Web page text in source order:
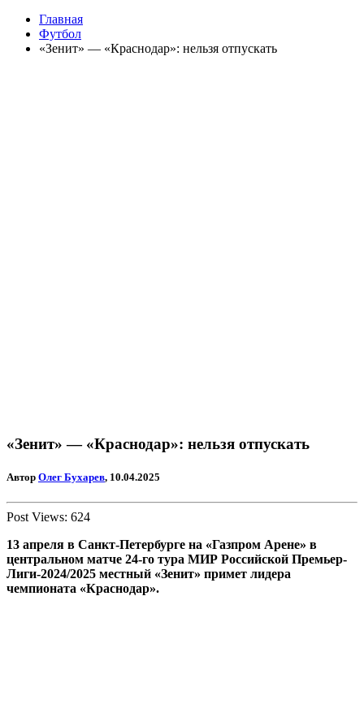
Главная
Футбол
«Зенит» — «Краснодар»: нельзя отпускать
«Зенит» — «Краснодар»: нельзя отпускать
Автор Олег Бухарев, 10.04.2025
Post Views: 624
13 апреля в Санкт-Петербурге на «Газпром Арене» в
центральном матче 24-го тура МИР Российской Премьер-
Лиги-2024/2025 местный «Зенит» примет лидера
чемпионата «Краснодар».